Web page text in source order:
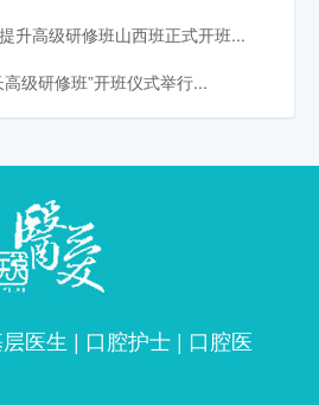
升高级研修班山西班正式开班...
级研修班”开班仪式举行...
医生 | 口腔护士 | 口腔医